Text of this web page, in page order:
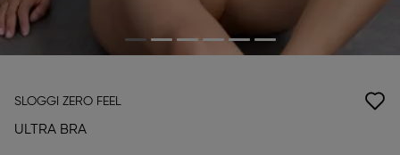
SLOGGI ZERO FEEL
ULTRA BRA